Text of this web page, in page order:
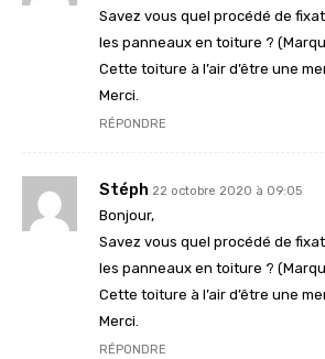
Savez vous quel procédé de
les panneaux en toiture ?
Cette toiture à l’air d’être une
Merci.
RÉPONDRE
Stéph 22 octobre 2020 à 09:05
Bonjour,
Savez vous quel procédé de
les panneaux en toiture ?
Cette toiture à l’air d’être une
Merci.
RÉPONDRE